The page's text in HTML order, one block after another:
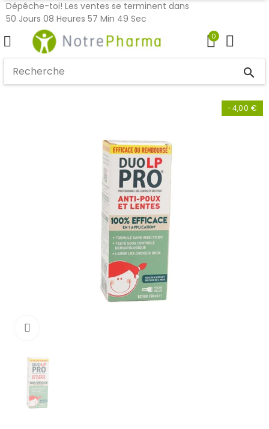
Dépêche-toi! Les ventes se terminent dans
50 Jours 08 Heures 57 Min 49 Sec
0
search
-4,00 €